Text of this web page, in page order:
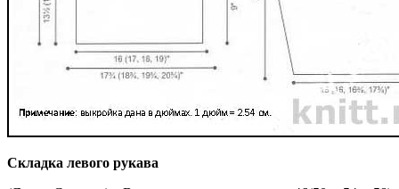
Складка левого рукава